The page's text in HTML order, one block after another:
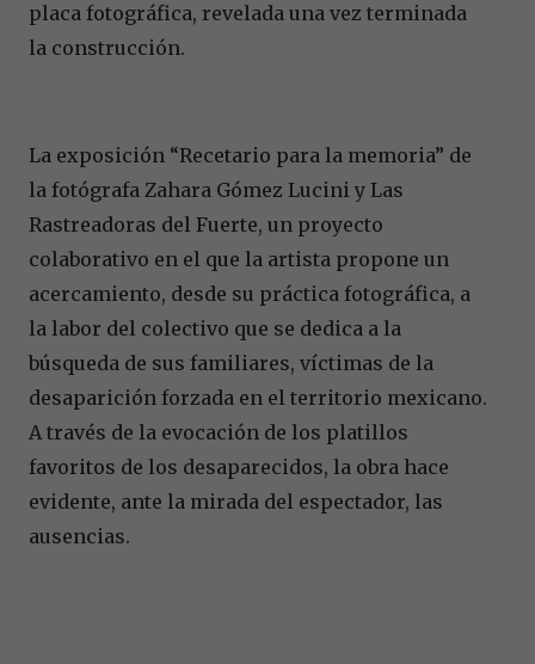
placa fotográfica, revelada una vez terminada
la construcción.
La exposición “Recetario para la memoria” de
la fotógrafa Zahara Gómez Lucini y Las
Rastreadoras del Fuerte, un proyecto
colaborativo en el que la artista propone un
acercamiento, desde su práctica fotográfica, a
la labor del colectivo que se dedica a la
búsqueda de sus familiares, víctimas de la
desaparición forzada en el territorio mexicano.
A través de la evocación de los platillos
favoritos de los desaparecidos, la obra hace
evidente, ante la mirada del espectador, las
ausencias.